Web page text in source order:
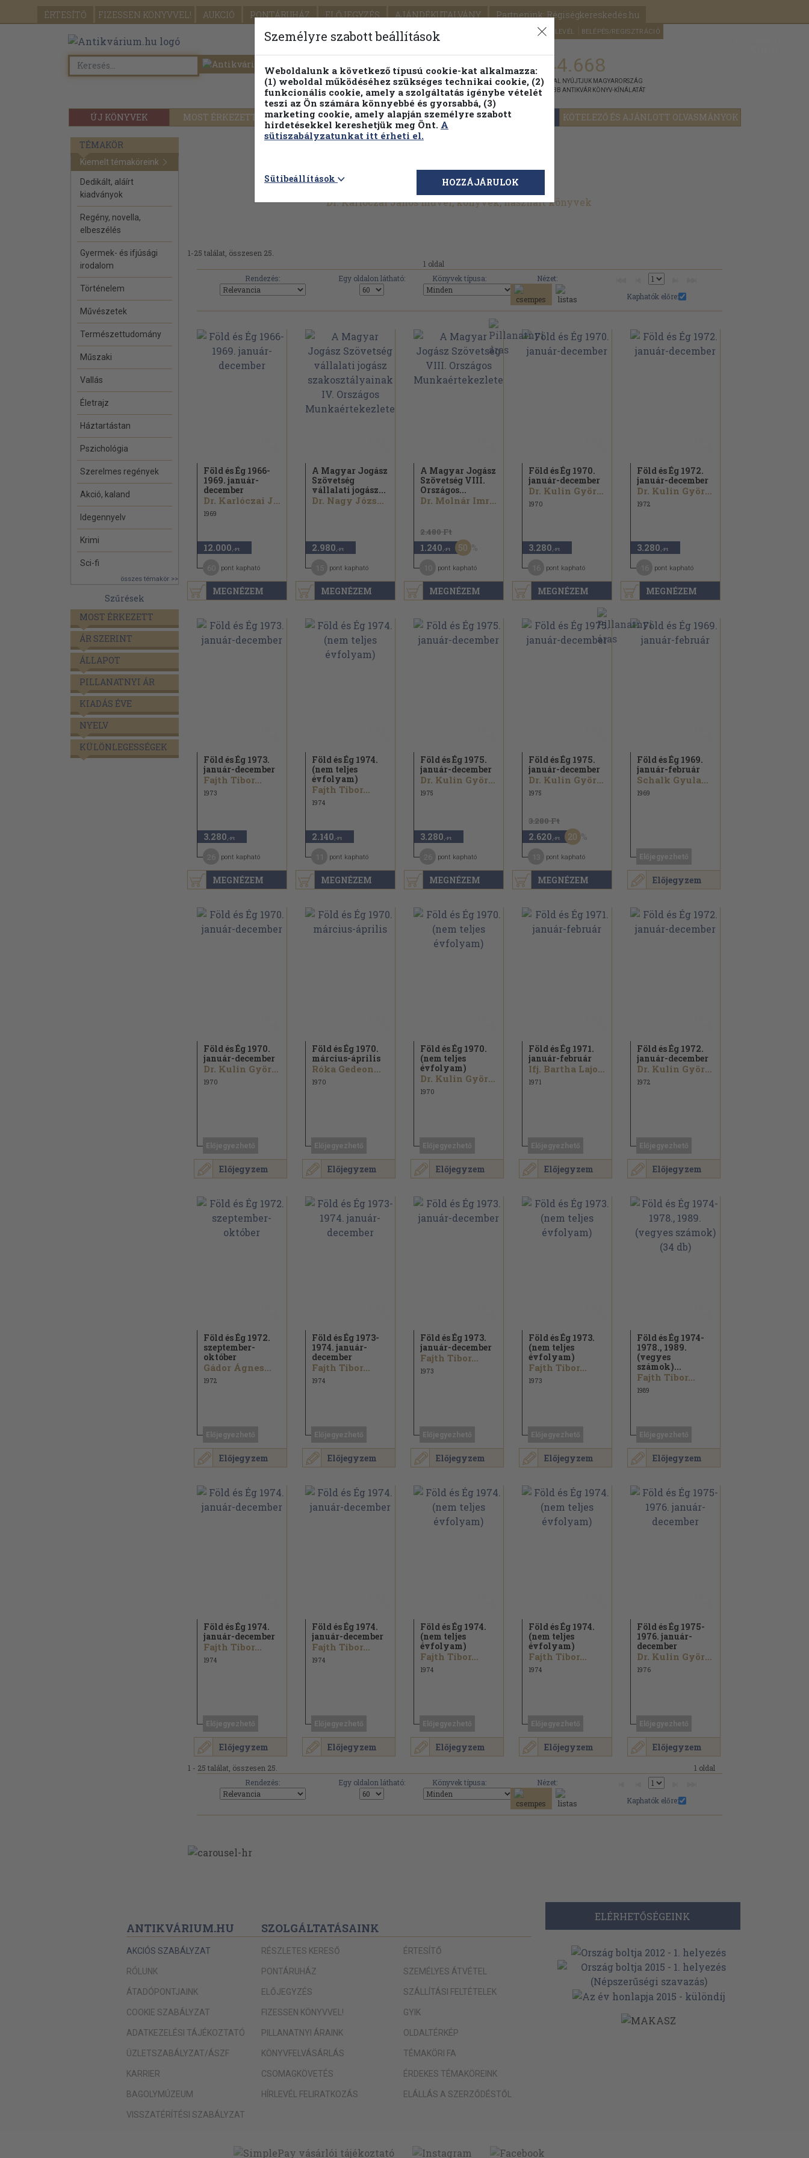
ÉRTESÍTŐ FIZESSEN KÖNYVVEL! AUKCIÓ PONTÁRUHÁZ ELŐJEGYZÉS AJÁNDÉKUTALVÁNY Partnerünk: Régiségkereskedés.hu
SEGÍTSÉG HÍRLEVÉL BELÉPÉS/REGISZTRÁCIÓ
ÚJ KÖNYVEK MOST ÉRKEZETT PILLANATNYI ÁRAINK FENNTARTHATÓ OLVASMÁNYOK KÖTELEZŐ ÉS AJÁNLOTT OLVASMÁNYOK
Részletes kereső Témaköri fa 1.144.668
KIADVÁNNYAL NYÚJTJUK MAGYARORSZÁG
LEGNAGYOBB ANTIKVÁR KÖNYV-KÍNÁLATÁT
TÉMAKÖR
Kiemelt témaköreink
Dedikált, aláírt
kiadványok
Regény, novella,
elbeszélés
Gyermek- és ifjúsági
irodalom
Történelem
Művészetek
Természettudomány
Műszaki
Vallás
Életrajz
Háztartástan
Pszichológia
Szerelmes regények
Akció, kaland
Idegennyelv
Krimi
Sci-fi
összes témakör >>
Szűrések
MOST ÉRKEZETT
ÁR SZERINT
ÁLLAPOT
PILLANATNYI ÁR
KIADÁS ÉVE
NYELV
KÜLÖNLEGESSÉGEK
Dr. Karlóczai János művei, könyvek, használt könyvek
1-25 találat, összesen 25.
1 oldal
Rendezés:
Egy oldalon látható: Könyvek típusa:
Nézet:
Kaphatók előre:
MEGNÉZEM
Föld és Ég 1966-
1969. január-
december
Dr. Karlóczai János...
1969
12.000 ,-Ft
pont kapható
MEGNÉZEM
A Magyar Jogász
Szövetség
vállalati jogász...
Dr. Nagy József...
2.980 ,-Ft
pont kapható
MEGNÉZEM
A Magyar Jogász
Szövetség VIII.
Országos...
Dr. Molnár Imre...
2.480 Ft
1.240 ,-Ft 50
pont kapható
MEGNÉZEM
Föld és Ég 1970.
január-december
Dr. Kulin György...
1970
3.280 ,-Ft
pont kapható
MEGNÉZEM
Föld és Ég 1972.
január-december
Dr. Kulin György...
1972
3.280 ,-Ft
pont kapható
MEGNÉZEM
Föld és Ég 1973.
január-december
Fajth Tibor...
1973
3.280 ,-Ft
pont kapható
MEGNÉZEM
Föld és Ég 1974.
(nem teljes
évfolyam)
Fajth Tibor...
1974
2.140 ,-Ft
pont kapható
MEGNÉZEM
Föld és Ég 1975.
január-december
Dr. Kulin György...
1975
3.280 ,-Ft
pont kapható
MEGNÉZEM
Föld és Ég 1975.
január-december
Dr. Kulin György...
1975
3.280 Ft
2.620 ,-Ft 20
pont kapható
Előjegyzem
Föld és Ég 1969.
január-február
Schalk Gyula...
1969
Előjegyzem
Föld és Ég 1970.
január-december
Dr. Kulin György...
1970
Előjegyzem
Föld és Ég 1970.
március-április
Róka Gedeon...
1970
Előjegyzem
Föld és Ég 1970.
(nem teljes
évfolyam)
Dr. Kulin György...
1970
Előjegyzem
Föld és Ég 1971.
január-február
Ifj. Bartha Lajos...
1971
Előjegyzem
Föld és Ég 1972.
január-december
Dr. Kulin György...
1972
Előjegyzem
Föld és Ég 1972.
szeptember-
október
Gádor Ágnes...
1972
Előjegyzem
Föld és Ég 1973-
1974. január-
december
Fajth Tibor...
1974
Előjegyzem
Föld és Ég 1973.
január-december
Fajth Tibor...
1973
Előjegyzem
Föld és Ég 1973.
(nem teljes
évfolyam)
Fajth Tibor...
1973
Előjegyzem
Föld és Ég 1974-
1978., 1989.
(vegyes
számok)...
Fajth Tibor...
1989
Előjegyzem
Föld és Ég 1974.
január-december
Fajth Tibor...
1974
Előjegyzem
Föld és Ég 1974.
január-december
Fajth Tibor...
1974
Előjegyzem
Föld és Ég 1974.
(nem teljes
évfolyam)
Fajth Tibor...
1974
Előjegyzem
Föld és Ég 1974.
(nem teljes
évfolyam)
Fajth Tibor...
1974
Előjegyzem
Föld és Ég 1975-
1976. január-
december
Dr. Kulin György...
1976
1 - 25 találat, összesen 25.
1 oldal
Rendezés:
Egy oldalon látható: Könyvek típusa:
Nézet:
Kaphatók előre:
ANTIKVÁRIUM.HU
AKCIÓS SZABÁLYZAT
RÓLUNK
ÁTADÓPONTJAINK
COOKIE SZABÁLYZAT
ADATKEZELÉSI TÁJÉKOZTATÓ
ÜZLETSZABÁLYZAT/ÁSZF
KARRIER
BAGOLYMÚZEUM
VISSZATÉRÍTÉSI SZABÁLYZAT
SZOLGÁLTATÁSAINK
RÉSZLETES KERESŐ
PONTÁRUHÁZ
ELŐJEGYZÉS
FIZESSEN KÖNYVVEL!
PILLANATNYI ÁRAINK
KÖNYVFELVÁSÁRLÁS
CSOMAGKÖVETÉS
HÍRLEVÉL FELIRATKOZÁS
ÉRTESÍTŐ
SZEMÉLYES ÁTVÉTEL
SZÁLLÍTÁSI FELTÉTELEK
GYIK
OLDALTÉRKÉP
TÉMAKÖRI FA
ÉRDEKES TÉMAKÖREINK
ELÁLLÁS A SZERZŐDÉSTŐL
ELÉRHETŐSÉGEINK
Személyre szabott beállítások
Weboldalunk a következő típusú cookie-kat alkalmazza:
(1) weboldal működéséhez szükséges technikai cookie, (2)
funkcionális cookie, amely a szolgáltatás igénybe vételét
teszi az Ön számára könnyebbé és gyorsabbá, (3)
marketing cookie, amely alapján személyre szabott
hirdetésekkel kereshetjük meg Önt. A
sütiszabályzatunkat itt érheti el.
Sütibeállítások HOZZÁJÁRULOK